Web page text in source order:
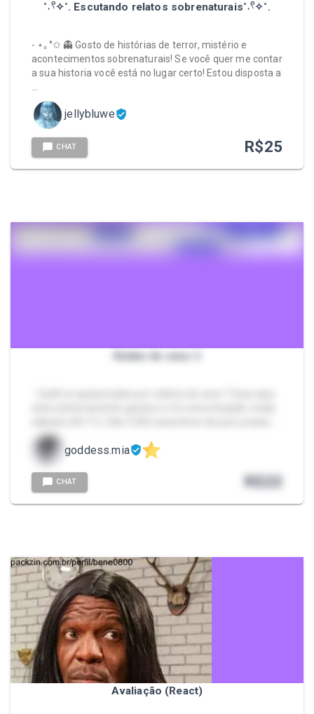
˚˖𓍢✧˚. Escutando relatos sobrenaturais˚˖𓍢✧˚.
- ⋆｡°✩ 👻 Gosto de histórias de terror, mistério e
acontecimentos sobrenaturais! Se você quer me contar
a sua historia você está no lugar certo! Estou disposta a
jellybluwe
CHAT R$25
Relato de sexo 2
goddess.mia
CHAT R$22
Avaliação (React)